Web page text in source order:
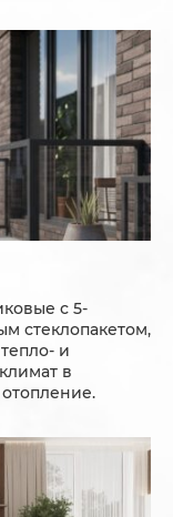
с 5-
стеклопакетом,
и
в